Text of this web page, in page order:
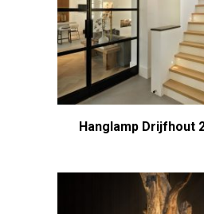
Hanglamp Drijfhout